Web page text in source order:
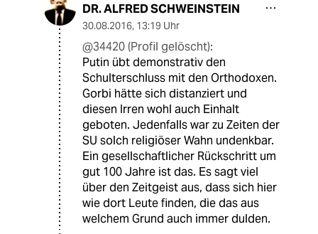
DR. ALFRED SCHWEINSTEIN
30.08.2016, 13:19 Uhr
@34420 (Profil gelöscht):
Putin übt demonstrativ den
Schulterschluss mit den Orthodoxen.
Gorbi hätte sich distanziert und
diesen Irren wohl auch Einhalt
geboten. Jedenfalls war zu Zeiten der
SU solch religiöser Wahn undenkbar.
Ein gesellschaftlicher Rückschritt um
gut 100 Jahre ist das. Es sagt viel
über den Zeitgeist aus, dass sich hier
wie dort Leute finden, die das aus
welchem Grund auch immer dulden.